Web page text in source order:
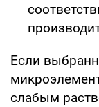
Если
слабым